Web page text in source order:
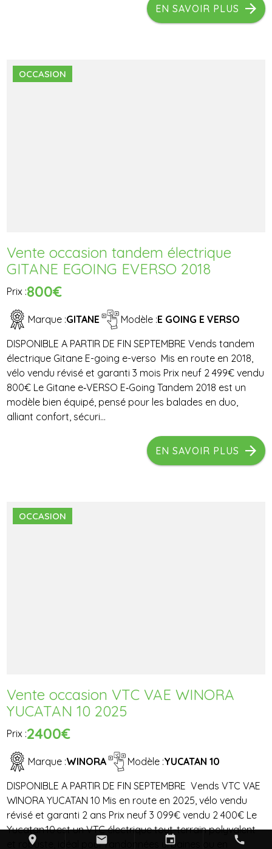
EN SAVOIR PLUS
OCCASION
Vente occasion tandem électrique
GITANE EGOING EVERSO 2018
Prix :800€
Marque :GITANE Modèle :E GOING E VERSO
DISPONIBLE A PARTIR DE FIN SEPTEMBRE Vends tandem
électrique Gitane E-going e-verso Mis en route en 2018,
vélo vendu révisé et garanti 3 mois Prix neuf 2 499€ vendu
800€ Le Gitane e‑VERSO E‑Going Tandem 2018 est un
modèle bien équipé, pensé pour les balades en duo,
alliant confort, sécuri...
EN SAVOIR PLUS
OCCASION
Vente occasion VTC VAE WINORA
YUCATAN 10 2025
Prix :2400€
Marque :WINORA Modèle :YUCATAN 10
DISPONIBLE A PARTIR DE FIN SEPTEMBRE Vends VTC VAE
WINORA YUCATAN 10 Mis en route en 2025, vélo vendu
révisé et garanti 2 ans Prix neuf 3 099€ vendu 2 400€ Le
Yucatan 10 est un VTC électrique tout-terrain polyvalent
et robuste, idéal pour randonnées urbaines ou en
place mail event call